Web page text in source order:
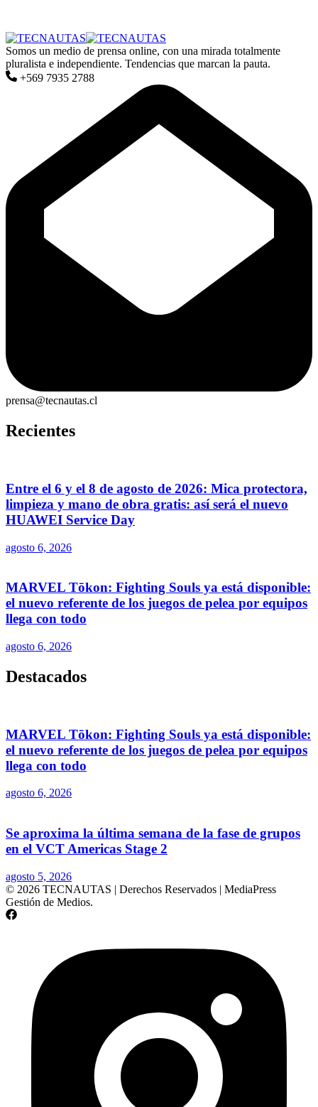
Somos un medio de prensa online, con una mirada totalmente
pluralista e independiente. Tendencias que marcan la pauta.
+569 7935 2788
prensa@tecnautas.cl
Recientes
Entre el 6 y el 8 de agosto de 2026: Mica protectora,
limpieza y mano de obra gratis: así será el nuevo
HUAWEI Service Day
agosto 6, 2026
MARVEL Tōkon: Fighting Souls ya está disponible:
el nuevo referente de los juegos de pelea por equipos
llega con todo
agosto 6, 2026
Destacados
MARVEL Tōkon: Fighting Souls ya está disponible:
el nuevo referente de los juegos de pelea por equipos
llega con todo
agosto 6, 2026
Se aproxima la última semana de la fase de grupos
en el VCT Americas Stage 2
agosto 5, 2026
© 2026 TECNAUTAS | Derechos Reservados | MediaPress
Gestión de Medios.